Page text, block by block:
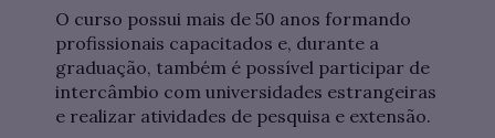
O curso possui mais de 50 anos formando
profissionais capacitados e, durante a
graduação, também é possível participar de
intercâmbio com universidades estrangeiras
e realizar atividades de pesquisa e extensão.